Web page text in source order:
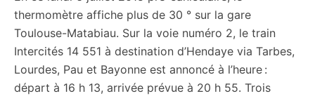
thermomètre affiche plus de 30 ° sur la gare
Toulouse-Matabiau. Sur la voie numéro 2, le train
Intercités 14 551 à destination d’Hendaye via Tarbes,
Lourdes, Pau et Bayonne est annoncé à l’heure :
départ à 16 h 13, arrivée prévue à 20 h 55. Trois